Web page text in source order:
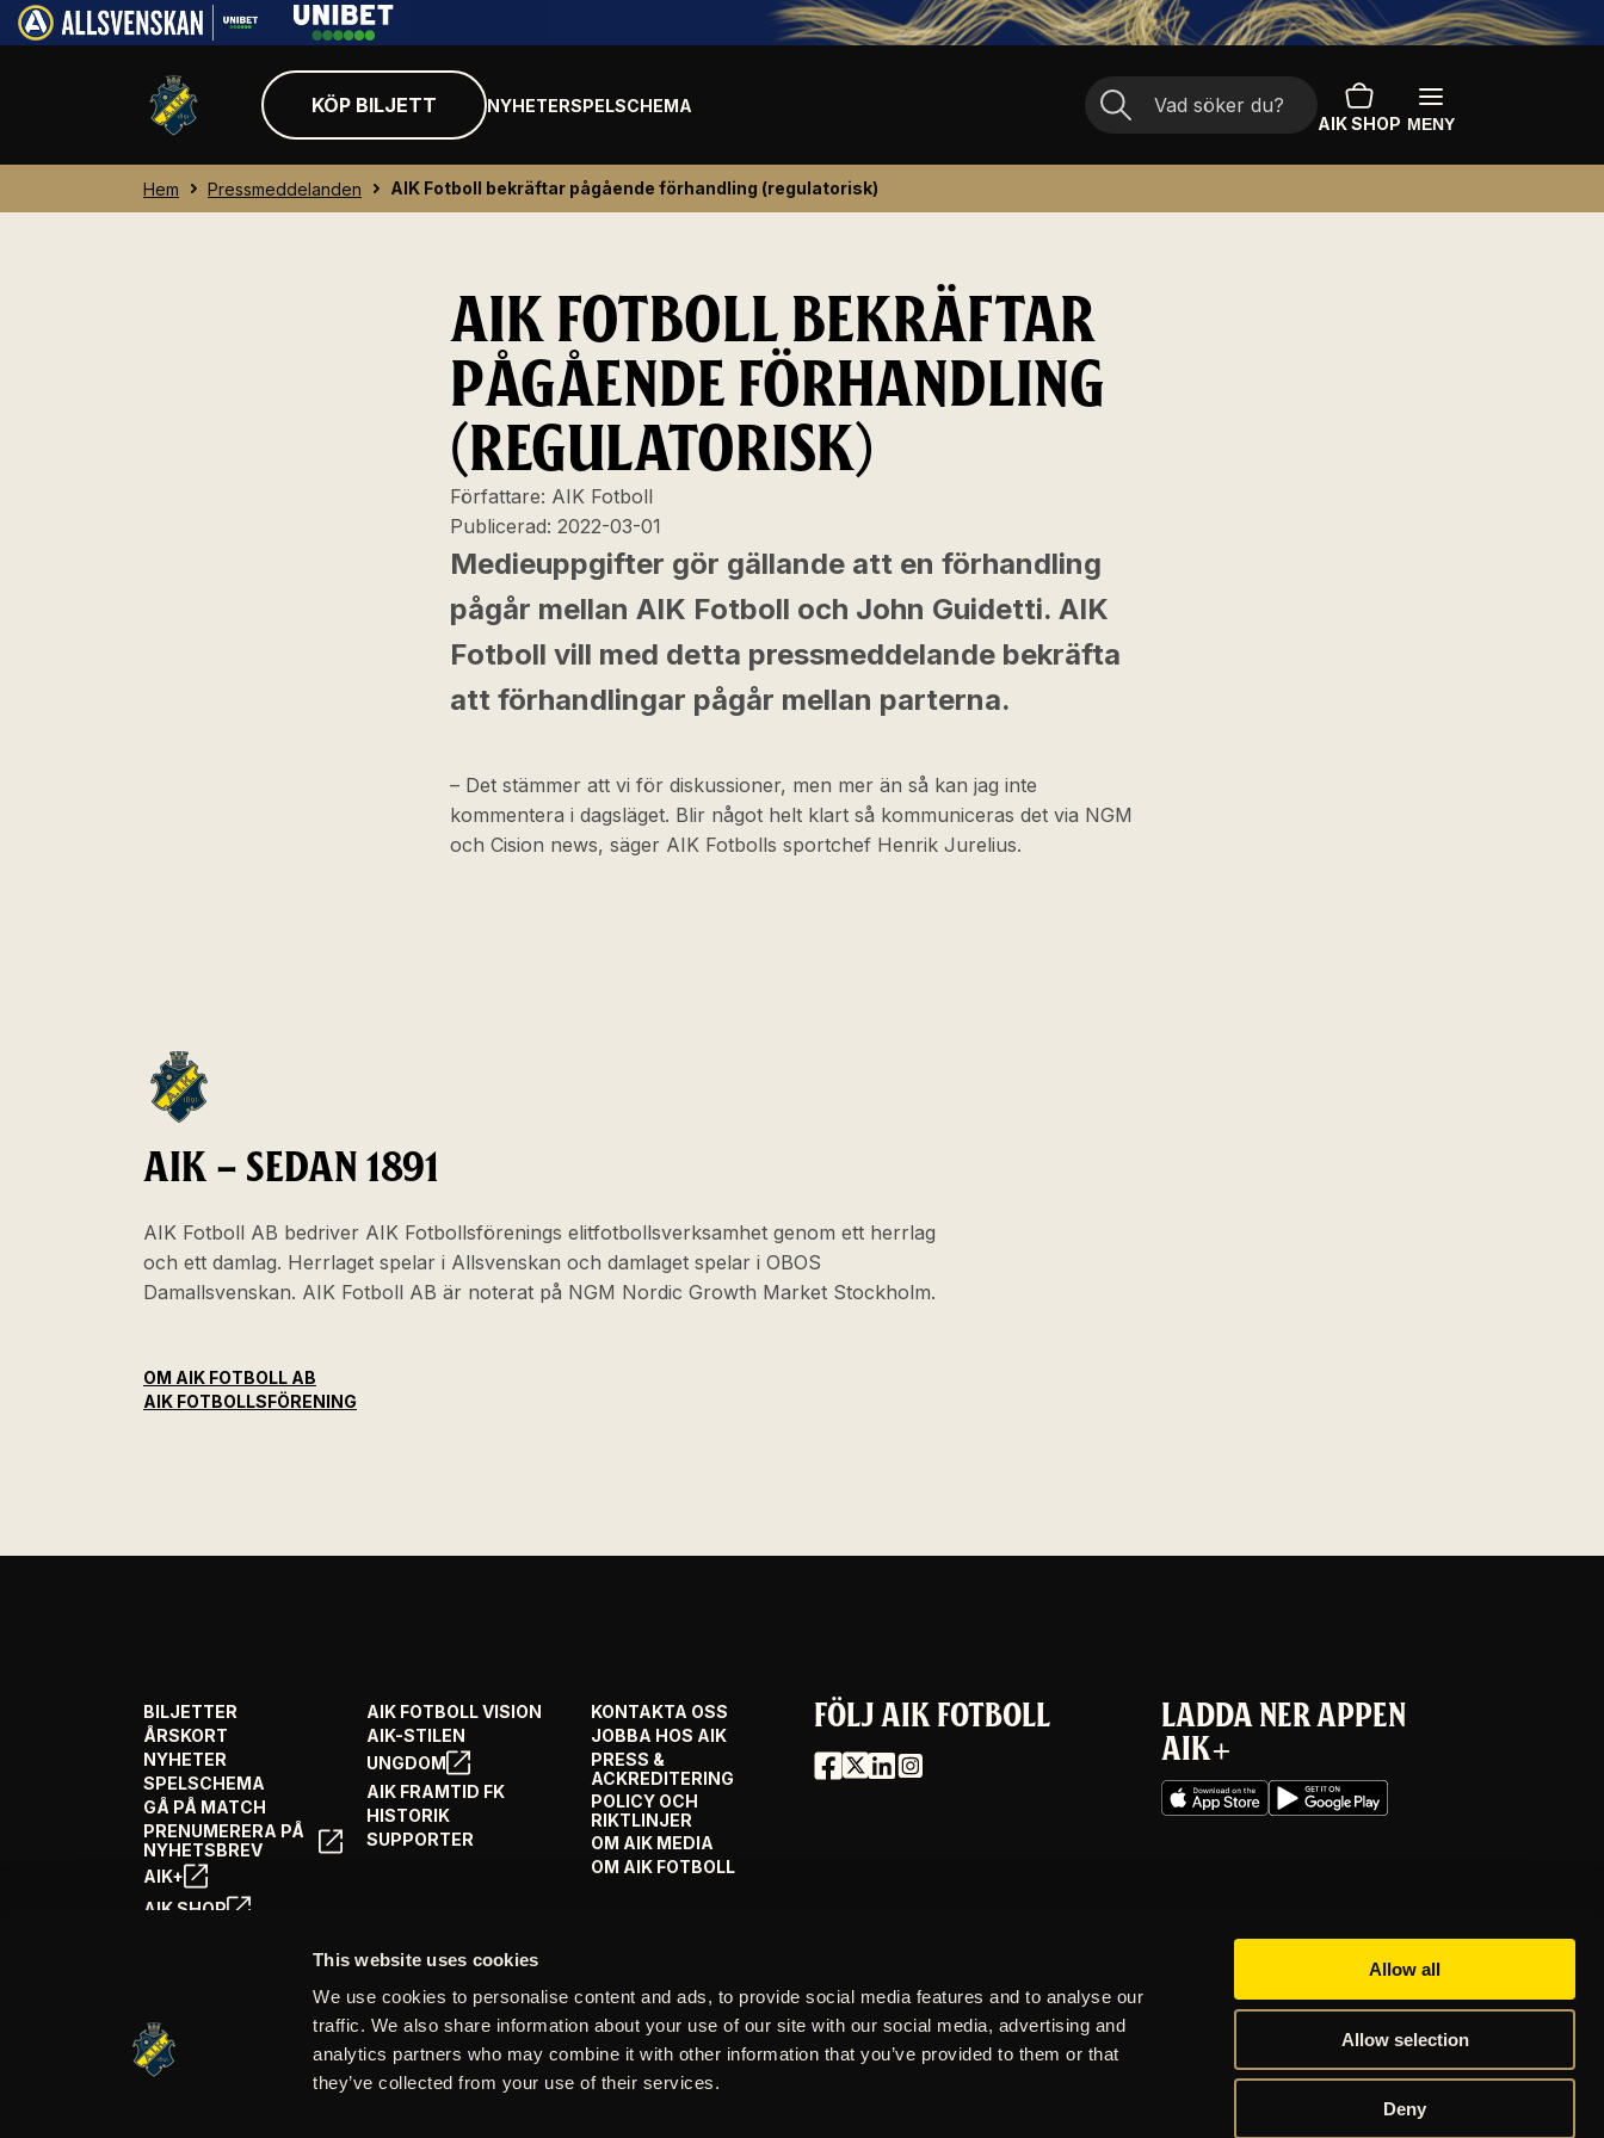
This website uses cookies
We use cookies to personalise content and ads, to provide social media features and to analyse our
traffic. We also share information about your use of our site with our social media, advertising and
analytics partners who may combine it with other information that you’ve provided to them or that
they’ve collected from your use of their services.
Allow all
Allow selection
Deny
KÖP BILJETT NYHETERSPELSCHEMA
AIK SHOP MENY
Hem Pressmeddelanden AIK Fotboll bekräftar pågående förhandling (regulatorisk)
AIK FOTBOLL BEKRÄFTAR
PÅGÅENDE FÖRHANDLING
(REGULATORISK)
Författare: AIK Fotboll
Publicerad: 2022-03-01
Medieuppgifter gör gällande att en förhandling
pågår mellan AIK Fotboll och John Guidetti. AIK
Fotboll vill med detta pressmeddelande bekräfta
att förhandlingar pågår mellan parterna.
– Det stämmer att vi för diskussioner, men mer än så kan jag inte
kommentera i dagsläget. Blir något helt klart så kommuniceras det via NGM
och Cision news, säger AIK Fotbolls sportchef Henrik Jurelius.
AIK – SEDAN 1891
AIK Fotboll AB bedriver AIK Fotbollsförenings elitfotbollsverksamhet genom ett herrlag
och ett damlag. Herrlaget spelar i Allsvenskan och damlaget spelar i OBOS
Damallsvenskan. AIK Fotboll AB är noterat på NGM Nordic Growth Market Stockholm.
OM AIK FOTBOLL AB
AIK FOTBOLLSFÖRENING
BILJETTER
ÅRSKORT
NYHETER
SPELSCHEMA
GÅ PÅ MATCH
PRENUMERERA PÅ
NYHETSBREV
AIK+
AIK SHOP
AIK FOTBOLL VISION
AIK-STILEN
UNGDOM
AIK FRAMTID FK
HISTORIK
SUPPORTER
KONTAKTA OSS
JOBBA HOS AIK
PRESS &
ACKREDITERING
POLICY OCH
RIKTLINJER
OM AIK MEDIA
OM AIK FOTBOLL
FÖLJ AIK FOTBOLL
LADDA NER APPEN
AIK+